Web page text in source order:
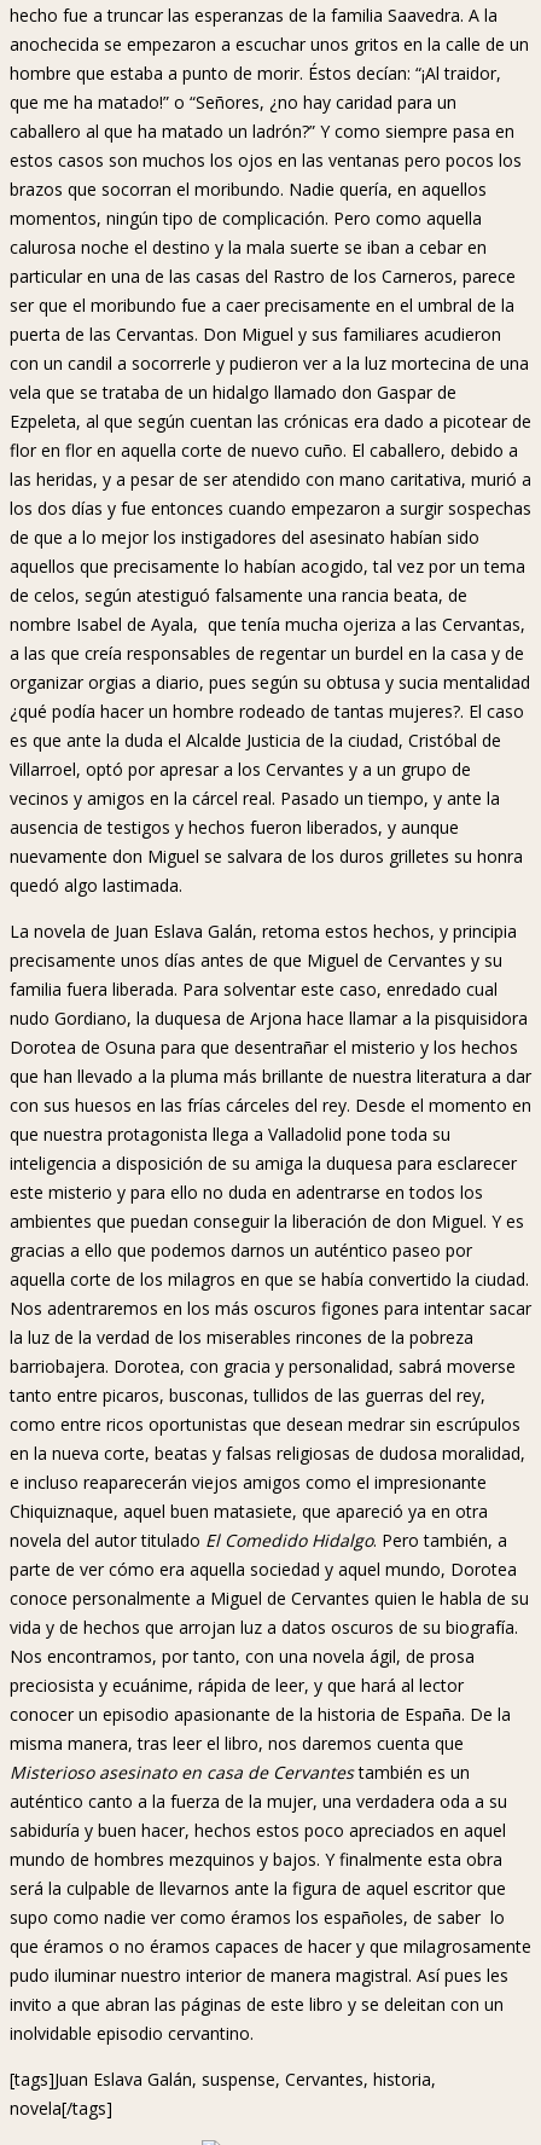
hecho fue a truncar las esperanzas de la familia Saavedra. A la
anochecida se empezaron a escuchar unos gritos en la calle de un
hombre que estaba a punto de morir. Éstos decían: “¡Al traidor,
que me ha matado!” o “Señores, ¿no hay caridad para un
caballero al que ha matado un ladrón?” Y como siempre pasa en
estos casos son muchos los ojos en las ventanas pero pocos los
brazos que socorran el moribundo. Nadie quería, en aquellos
momentos, ningún tipo de complicación. Pero como aquella
calurosa noche el destino y la mala suerte se iban a cebar en
particular en una de las casas del Rastro de los Carneros, parece
ser que el moribundo fue a caer precisamente en el umbral de la
puerta de las Cervantas. Don Miguel y sus familiares acudieron
con un candil a socorrerle y pudieron ver a la luz mortecina de una
vela que se trataba de un hidalgo llamado don Gaspar de
Ezpeleta, al que según cuentan las crónicas era dado a picotear de
flor en flor en aquella corte de nuevo cuño. El caballero, debido a
las heridas, y a pesar de ser atendido con mano caritativa, murió a
los dos días y fue entonces cuando empezaron a surgir sospechas
de que a lo mejor los instigadores del asesinato habían sido
aquellos que precisamente lo habían acogido, tal vez por un tema
de celos, según atestiguó falsamente una rancia beata, de
nombre Isabel de Ayala, que tenía mucha ojeriza a las Cervantas,
a las que creía responsables de regentar un burdel en la casa y de
organizar orgias a diario, pues según su obtusa y sucia mentalidad
¿qué podía hacer un hombre rodeado de tantas mujeres?. El caso
es que ante la duda el Alcalde Justicia de la ciudad, Cristóbal de
Villarroel, optó por apresar a los Cervantes y a un grupo de
vecinos y amigos en la cárcel real. Pasado un tiempo, y ante la
ausencia de testigos y hechos fueron liberados, y aunque
nuevamente don Miguel se salvara de los duros grilletes su honra
quedó algo lastimada.
La novela de Juan Eslava Galán, retoma estos hechos, y principia
precisamente unos días antes de que Miguel de Cervantes y su
familia fuera liberada. Para solventar este caso, enredado cual
nudo Gordiano, la duquesa de Arjona hace llamar a la pisquisidora
Dorotea de Osuna para que desentrañar el misterio y los hechos
que han llevado a la pluma más brillante de nuestra literatura a dar
con sus huesos en las frías cárceles del rey. Desde el momento en
que nuestra protagonista llega a Valladolid pone toda su
inteligencia a disposición de su amiga la duquesa para esclarecer
este misterio y para ello no duda en adentrarse en todos los
ambientes que puedan conseguir la liberación de don Miguel. Y es
gracias a ello que podemos darnos un auténtico paseo por
aquella corte de los milagros en que se había convertido la ciudad.
Nos adentraremos en los más oscuros figones para intentar sacar
la luz de la verdad de los miserables rincones de la pobreza
barriobajera. Dorotea, con gracia y personalidad, sabrá moverse
tanto entre picaros, busconas, tullidos de las guerras del rey,
como entre ricos oportunistas que desean medrar sin escrúpulos
en la nueva corte, beatas y falsas religiosas de dudosa moralidad,
e incluso reaparecerán viejos amigos como el impresionante
Chiquiznaque, aquel buen matasiete, que apareció ya en otra
novela del autor titulado El Comedido Hidalgo. Pero también, a
parte de ver cómo era aquella sociedad y aquel mundo, Dorotea
conoce personalmente a Miguel de Cervantes quien le habla de su
vida y de hechos que arrojan luz a datos oscuros de su biografía.
Nos encontramos, por tanto, con una novela ágil, de prosa
preciosista y ecuánime, rápida de leer, y que hará al lector
conocer un episodio apasionante de la historia de España. De la
misma manera, tras leer el libro, nos daremos cuenta que
Misterioso asesinato en casa de Cervantestambién es un
auténtico canto a la fuerza de la mujer, una verdadera oda a su
sabiduría y buen hacer, hechos estos poco apreciados en aquel
mundo de hombres mezquinos y bajos. Y finalmente esta obra
será la culpable de llevarnos ante la figura de aquel escritor que
supo como nadie ver como éramos los españoles, de saber lo
que éramos o no éramos capaces de hacer y que milagrosamente
pudo iluminar nuestro interior de manera magistral. Así pues les
invito a que abran las páginas de este libro y se deleitan con un
inolvidable episodio cervantino.
[tags]Juan Eslava Galán, suspense, Cervantes, historia,
novela[/tags]